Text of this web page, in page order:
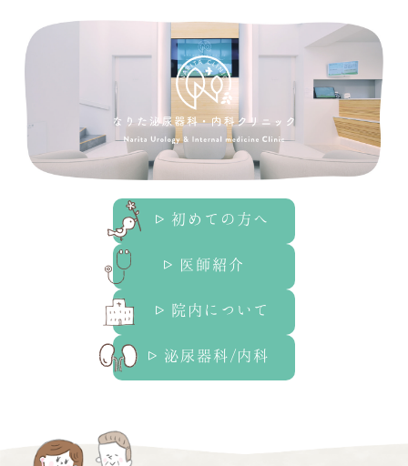
初めての方へ
医師紹介
院内について
泌尿器科/内科